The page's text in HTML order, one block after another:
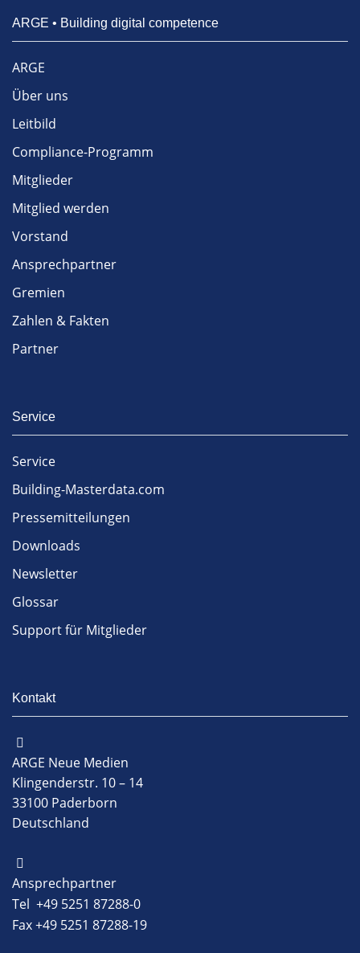
ARGE • Building digital competence
ARGE
Über uns
Leitbild
Compliance-Programm
Mitglieder
Mitglied werden
Vorstand
Ansprechpartner
Gremien
Zahlen & Fakten
Partner
Service
Service
Building-Masterdata.com
Pressemitteilungen
Downloads
Newsletter
Glossar
Support für Mitglieder
Kontakt
ARGE Neue Medien
Klingenderstr. 10 – 14
33100 Paderborn
Deutschland
Ansprechpartner
Tel +49 5251 87288-0
Fax +49 5251 87288-19